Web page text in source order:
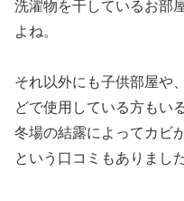
洗濯物を干しているお部
よね。
それ以外にも子供部屋や
どで使用している方もい
冬場の結露によってカビ
という口コミもありました